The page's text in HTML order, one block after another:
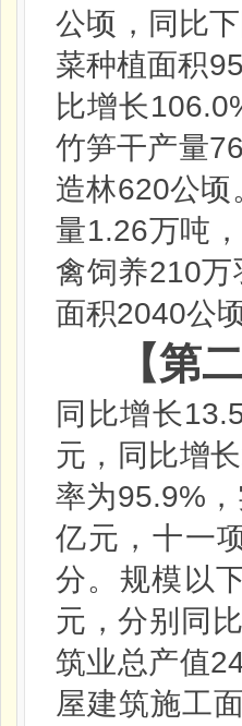
公顷，同比
菜种植面积
比增长
竹笋干产量
造林620公顷
量1.26万吨
禽饲养210万
面积2040公
【第
同比增长
元，同比增长
率为95.9%
亿元，十一
分。规模以
元，分别同
筑业总产值
屋建筑施工